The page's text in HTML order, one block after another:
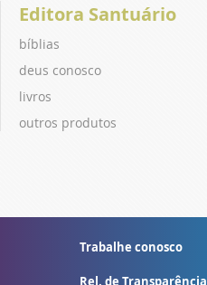
Editora Santuário
bíblias
deus conosco
livros
outros produtos
Trabalhe conosco
Rel. de Transparência